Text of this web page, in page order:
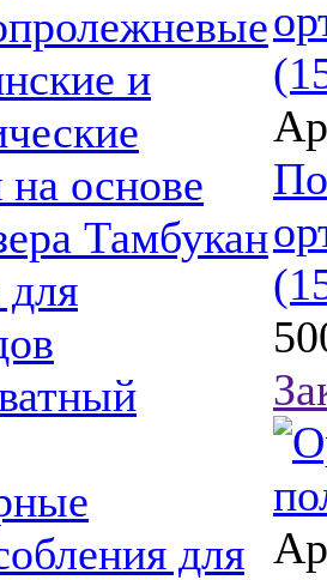
и
на основе
Тамбукан
для